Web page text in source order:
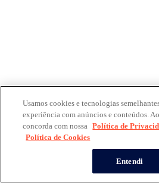
Usamos cookies e tecnologias
experiência com anúncios e conteúdos.
concorda com nossa Política de
Política de Cookies
Entendi